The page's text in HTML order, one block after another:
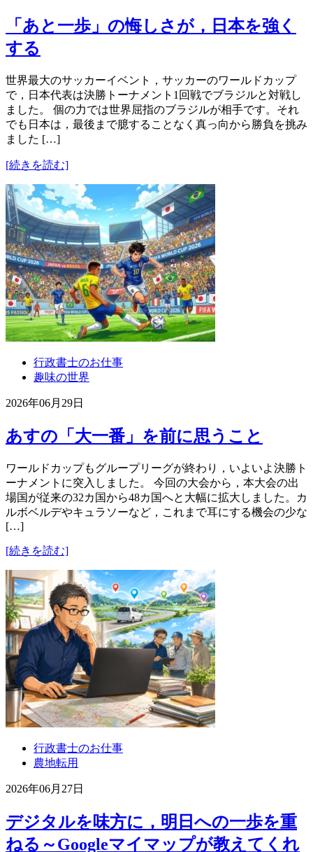
「あと一歩」の悔しさが，日本を強く
する
世界最大のサッカーイベント，サッカーのワールドカップ
で，日本代表は決勝トーナメント1回戦でブラジルと対戦し
ました。 個の力では世界屈指のブラジルが相手です。それ
でも日本は，最後まで臆することなく真っ向から勝負を挑み
ました […]
[続きを読む]
行政書士のお仕事
趣味の世界
2026年06月29日
あすの「大一番」を前に思うこと
ワールドカップもグループリーグが終わり，いよいよ決勝ト
ーナメントに突入しました。 今回の大会から，本大会の出
場国が従来の32カ国から48カ国へと大幅に拡大しました。カ
ルボベルデやキュラソーなど，これまで耳にする機会の少な
[…]
[続きを読む]
行政書士のお仕事
農地転用
2026年06月27日
デジタルを味方に，明日への一歩を重
ねる～Googleマイマップが教えてくれ